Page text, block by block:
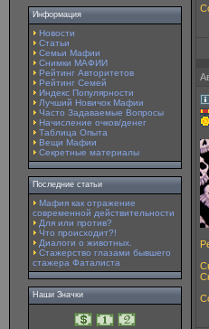
Информация
Новости
Статьи
Семьи Мафии
Снимки МАФИИ
Рейтинг Авторитетов
Рейтинг Семей
Индекс Популярности
Лучший Новичок Мафии
Часто Задаваемые Вопросы
Начисление очков/денег
Таблица Опыта
Вещи Мафии
Секретные материалы
Последние статьи
Мафия как отражение
современной действительности
Для или против?
Что происходит?!
Диалоги о животных.
Стажерство глазами бывшего
стажера Фаталиста
Наши Значки